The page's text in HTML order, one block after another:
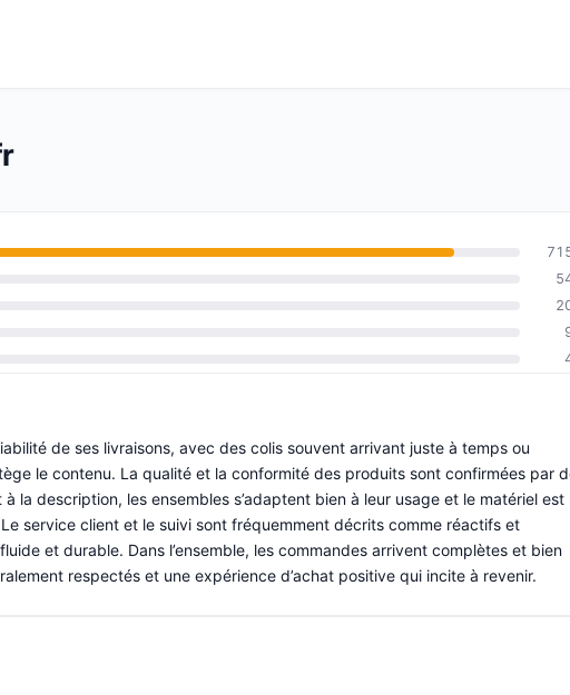
de ses livraisons, avec des colis souvent arrivant juste à temps ou
le contenu. La qualité et la conformité des produits sont confirmées par
la description, les ensembles s’adaptent bien à leur usage et le matériel est
service client et le suivi sont fréquemment décrits comme réactifs et
et durable. Dans l’ensemble, les commandes arrivent complètes et bien
respectés et une expérience d’achat positive qui incite à revenir.